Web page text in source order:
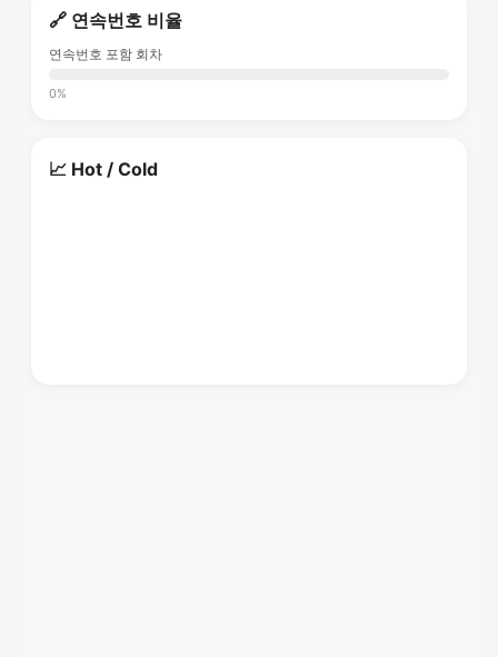
🔗 연속번호 비율
연속번호 포함 회차
0%
📈 Hot / Cold